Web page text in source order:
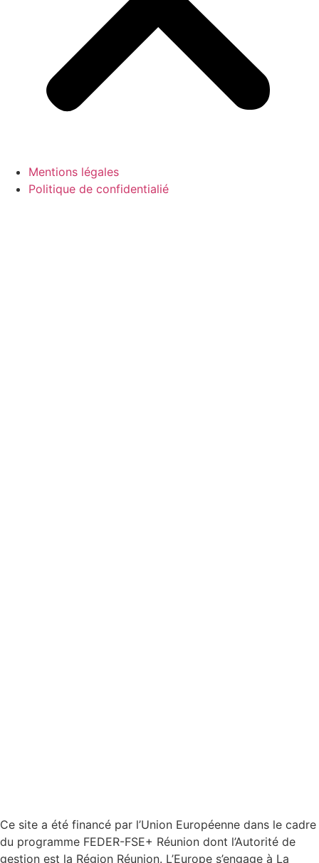
Mentions légales
Politique de confidentialié
Ce site a été financé par l’Union Européenne dans le cadre
du programme FEDER-FSE+ Réunion dont l’Autorité de
gestion est la Région Réunion. L’Europe s’engage à La